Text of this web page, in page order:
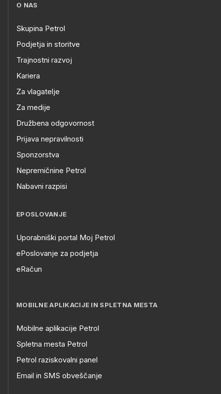
O NAS
Skupina Petrol
Podjetja in storitve
Trajnostni razvoj
Kariera
Za vlagatelje
Za medije
Družbena odgovornost
Prijava nepravilnosti
Sponzorstva
Nepremičnine Petrol
Nabavni razpisi
EPOSLOVANJE
Uporabniški portal Moj Petrol
ePoslovanje za podjetja
eRačun
MOBILNE APLIKACIJE IN SPLETNA MESTA
Mobilne aplikacije Petrol
Spletna mesta Petrol
Petrol raziskovalni panel
Email in SMS obveščanje